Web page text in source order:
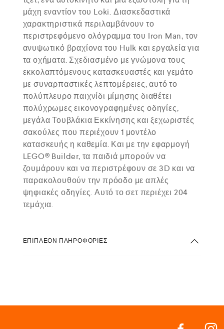
μάχη εναντίον του Loki. Διασκεδαστικά
χαρακτηριστικά περιλαμβάνουν το
περιστρεφόμενο ολόγραμμα του Iron Man, τον
ανυψωτικό βραχίονα του Hulk και εργαλεία για
τα οχήματα. Σχεδιασμένο με γνώμονα τους
εκκολαπτόμενους κατασκευαστές και γεμάτο
με συναρπαστικές λεπτομέρειες, αυτό το
πολύπλευρο παιχνίδι μίμησης διαθέτει
πολύχρωμες εικονογραφημένες οδηγίες,
μεγάλα Τουβλάκια Εκκίνησης και ξεχωριστές
σακούλες που περιέχουν 1 μοντέλο
κατασκευής η καθεμία. Και με την εφαρμογή
LEGO® Builder, τα παιδιά μπορούν να
ζουμάρουν και να περιστρέφουν σε 3D και να
παρακολουθούν την πρόοδο με απλές
ψηφιακές οδηγίες. Αυτό το σετ περιέχει 204
τεμάχια.
ΕΠΙΠΛΈΟΝ ΠΛΗΡΟΦΟΡΊΕΣ